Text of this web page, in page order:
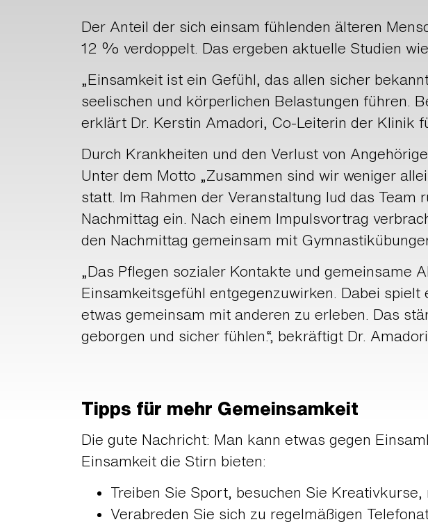
Der Anteil der sich einsam fühlenden älteren
12 % verdoppelt. Das ergeben aktuelle Studien
„Einsamkeit ist ein Gefühl, das allen sicher
seelischen und körperlichen Belastungen führen.
erklärt Dr. Kerstin Amadori, Co-Leiterin der Klinik
Durch Krankheiten und den Verlust von
Unter dem Motto „Zusammen sind wir weniger
statt. Im Rahmen der Veranstaltung lud das
Nachmittag ein. Nach einem Impulsvortrag
den Nachmittag gemeinsam mit
„Das Pflegen sozialer Kontakte und
Einsamkeitsgefühl entgegenzuwirken. Dabei
etwas gemeinsam mit anderen zu erleben. Das
geborgen und sicher fühlen.“, bekräftigt Dr. Amadori.
Tipps für mehr Gemeinsamkeit
Die gute Nachricht: Man kann etwas gegen
Einsamkeit die Stirn bieten:
Treiben Sie Sport, besuchen Sie
Verabreden Sie sich zu regelmäßigen